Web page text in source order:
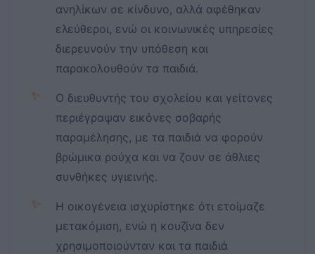
ανηλίκων σε κίνδυνο, αλλά αφέθηκαν
ελεύθεροι, ενώ οι κοινωνικές υπηρεσίες
διερευνούν την υπόθεση και
παρακολουθούν τα παιδιά.
✨
Ο διευθυντής του σχολείου και γείτονες
περιέγραψαν εικόνες σοβαρής
παραμέλησης, με τα παιδιά να φορούν
βρώμικα ρούχα και να ζουν σε άθλιες
συνθήκες υγιεινής.
✨
Η οικογένεια ισχυρίστηκε ότι ετοίμαζε
μετακόμιση, ενώ η κουζίνα δεν
χρησιμοποιούνταν και τα παιδιά